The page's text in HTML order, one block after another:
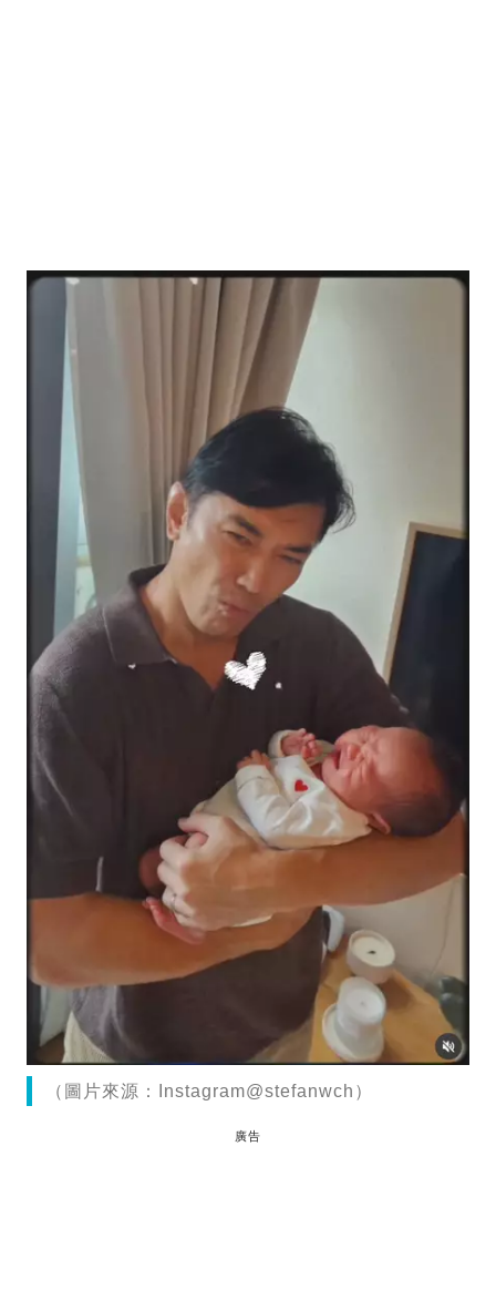
（圖片來源：Instagram@stefanwch）
廣告